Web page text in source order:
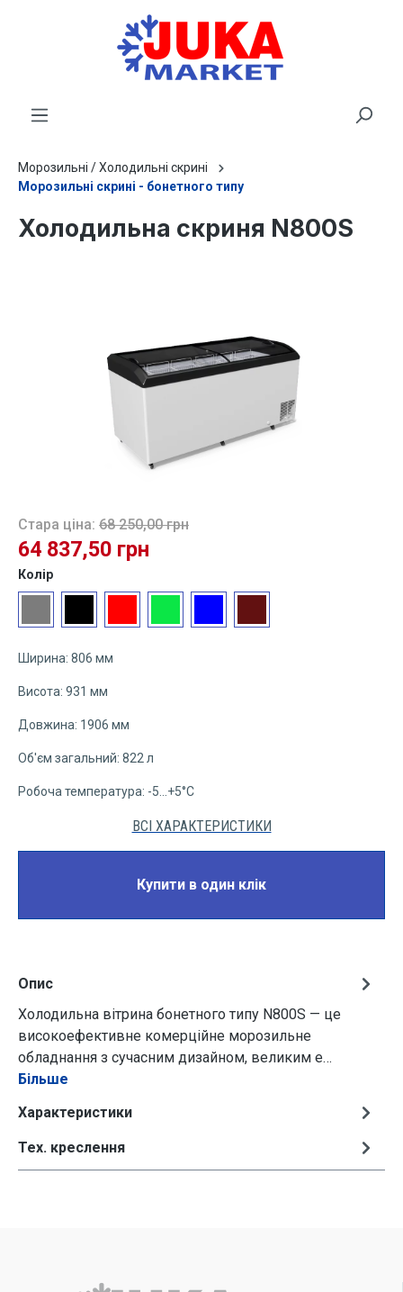
Морозильні / Холодильні скрині
Морозильні скрині - бонетного типу
Холодильна скриня N800S
Стара ціна: 68 250,00 грн
64 837,50 грн
Виберіть
Колір
Ширина: 806 мм
Висота: 931 мм
Довжина: 1906 мм
Об'єм загальний: 822 л
Робоча температура: -5...+5°C
ВСІ ХАРАКТЕРИСТИКИ
Купити в один клік
Опис
Холодильна вітрина бонетного типу N800S — це
високоефективне комерційне морозильне
обладнання з сучасним дизайном, великим е…
Більше
Характеристики
Тех. креслення